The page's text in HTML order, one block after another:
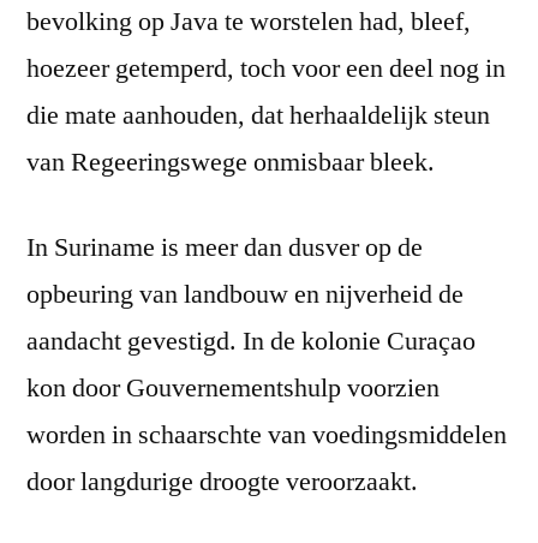
bevolking op Java te worstelen had, bleef,
hoezeer getemperd, toch voor een deel nog in
die mate aanhouden, dat herhaaldelijk steun
van Regeeringswege onmisbaar bleek.
In Suriname is meer dan dusver op de
opbeuring van landbouw en nijverheid de
aandacht gevestigd. In de kolonie Curaçao
kon door Gouvernementshulp voorzien
worden in schaarschte van voedingsmiddelen
door langdurige droogte veroorzaakt.